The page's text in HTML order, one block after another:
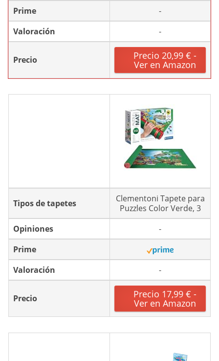
Prime
-
Valoración
-
Precio Precio 20,99 € -
Ver en Amazon
Tipos de tapetes
Clementoni Tapete para
Puzzles Color Verde, 3
Opiniones
-
Prime
Valoración
-
Precio Precio 17,99 € -
Ver en Amazon